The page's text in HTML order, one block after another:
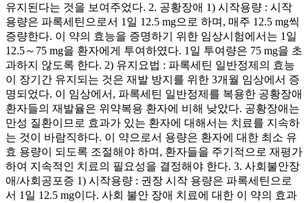
유지된다는 것을 보여주었다. 2. 공황장애 1) 시작용량 : 시작
용량은 파록세틴으로서 1일 12.5 mg으로 하며, 매주 12.5 mg씩
증량한다. 이 약의 효능을 증명하기 위한 임상시험에서는 1일
12.5～75 mg을 환자에게 투여하였다. 1일 투여량은 75 mg을 초
과하지 않도록 한다. 2) 유지요법 : 파록세틴 일반정제의 효능
이 장기간 유지되는 것은 재발 방지를 위한 3개월 임상에서 증
명되었다. 이 임상에서, 파록세틴 일반정제를 복용한 공황장애
환자들의 재발율은 위약복용 환자에 비해 낮았다. 공황장애는
만성 질환이므로 효과가 있는 환자에 대해서는 치료를 지속하
는 것이 바람직하다. 이 약으로서 용량은 환자에 대한 최소 유
효 용량이 되도록 조절해야 하며, 환자들을 주기적으로 재평가
하여 지속적인 치료의 필요성을 결정해야 한다. 3. 사회불안장
애/사회공포증 1) 시작용량 : 권장 시작 용량은 파록세틴으로
서 1일 12.5 mg이다. 사회 불안 장애 치료에 대한 이 약의 효과